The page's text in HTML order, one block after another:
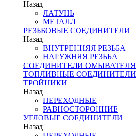
Назад
ЛАТУНЬ
МЕТАЛЛ
РЕЗЬБОВЫЕ СОЕДИНИТЕЛИ
Назад
ВНУТРЕННЯЯ РЕЗЬБА
НАРУЖНЯЯ РЕЗЬБА
СОЕДИНИТЕЛИ ОМЫВАТЕЛЯ
ТОПЛИВНЫЕ СОЕДИНИТЕЛИ
ТРОЙНИКИ
Назад
ПЕРЕХОДНЫЕ
РАВНОСТОРОННИЕ
УГЛОВЫЕ СОЕДИНИТЕЛИ
Назад